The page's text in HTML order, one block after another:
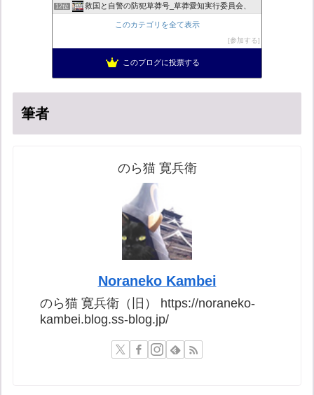
12位 救国と自警の防犯草莽号_草莽愛知実行委員会、
マイナンバー導入診断
バックストリートを歩く影の独り言
このカテゴリを全て表示
参加する
このブログに投票する
筆者
のら猫 寛兵衛
Noraneko Kambei
のら猫 寛兵衛（旧） https://noraneko-
kambei.blog.ss-blog.jp/